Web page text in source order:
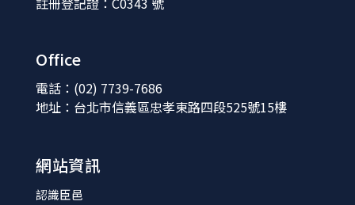
Office
電話：(02) 7739-7686
地址：台北市信義區忠孝東路四段525號15樓
網站資訊
認識臣邑